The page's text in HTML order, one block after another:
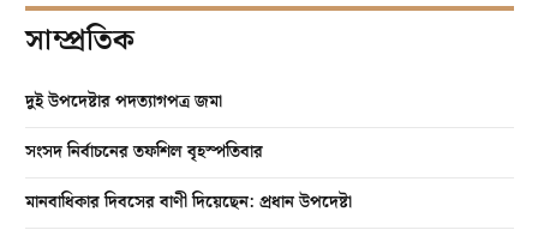
সাম্প্রতিক
দুই উপদেষ্টার পদত্যাগপত্র জমা
সংসদ নির্বাচনের তফশিল বৃহস্পতিবার
মানবাধিকার দিবসের বাণী দিয়েছেন: প্রধান উপদেষ্টা